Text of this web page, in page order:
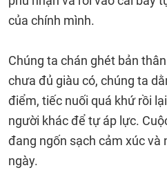
của chính mình.
Chúng ta chán ghét bản
chưa đủ giàu có, chúng ta
điểm, tiếc nuối quá khứ rồi
người khác để tự áp lực.
đang ngốn sạch cảm xúc và
ngày.